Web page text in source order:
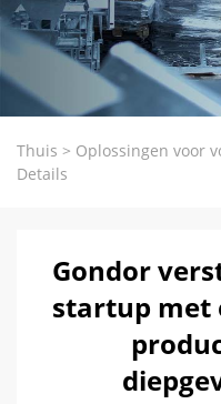
Thuis > Oplossingen voor
Details
Gondor
startup met